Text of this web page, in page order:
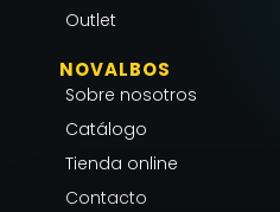
Outlet
NOVALBOS
Sobre nosotros
Catálogo
Tienda online
Contacto